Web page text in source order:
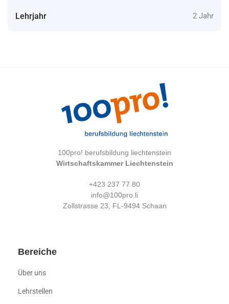
Lehrjahr 2 Jahr
100pro! berufsbildung liechtenstein
Wirtschaftskammer Liechtenstein
+423 237 77 80
info@100pro.li
Zollstrasse 23, FL-9494 Schaan
Bereiche
Über uns
Lehrstellen